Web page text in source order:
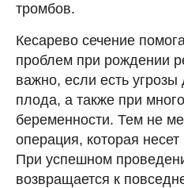
тромбов.
Кесарево сечение
проблем при рождении
важно, если есть
плода, а также при
беременности. Тем не
операция, которая
При успешном
возвращается к